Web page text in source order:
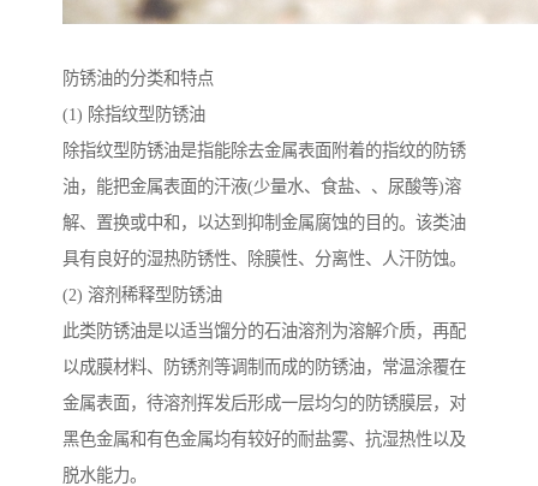
防锈油的分类和特点
(1) 除指纹型防锈油
除指纹型防锈油是指能除去金属表面附着的指纹的防锈
油，能把金属表面的汗液(少量水、食盐、、尿酸等)溶
解、置换或中和，以达到抑制金属腐蚀的目的。该类油
具有良好的湿热防锈性、除膜性、分离性、人汗防蚀。
(2) 溶剂稀释型防锈油
此类防锈油是以适当馏分的石油溶剂为溶解介质，再配
以成膜材料、防锈剂等调制而成的防锈油，常温涂覆在
金属表面，待溶剂挥发后形成一层均匀的防锈膜层，对
黑色金属和有色金属均有较好的耐盐雾、抗湿热性以及
脱水能力。